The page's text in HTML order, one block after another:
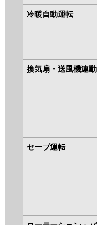
冷暖自動運転
換気扇・送風機連動
セーブ運転